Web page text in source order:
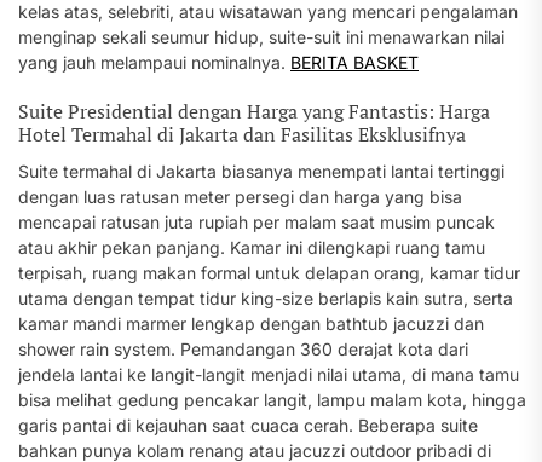
kelas atas, selebriti, atau wisatawan yang mencari pengalaman
menginap sekali seumur hidup, suite-suit ini menawarkan nilai
yang jauh melampaui nominalnya. BERITA BASKET
Suite Presidential dengan Harga yang Fantastis: Harga
Hotel Termahal di Jakarta dan Fasilitas Eksklusifnya
Suite termahal di Jakarta biasanya menempati lantai tertinggi
dengan luas ratusan meter persegi dan harga yang bisa
mencapai ratusan juta rupiah per malam saat musim puncak
atau akhir pekan panjang. Kamar ini dilengkapi ruang tamu
terpisah, ruang makan formal untuk delapan orang, kamar tidur
utama dengan tempat tidur king-size berlapis kain sutra, serta
kamar mandi marmer lengkap dengan bathtub jacuzzi dan
shower rain system. Pemandangan 360 derajat kota dari
jendela lantai ke langit-langit menjadi nilai utama, di mana tamu
bisa melihat gedung pencakar langit, lampu malam kota, hingga
garis pantai di kejauhan saat cuaca cerah. Beberapa suite
bahkan punya kolam renang atau jacuzzi outdoor pribadi di